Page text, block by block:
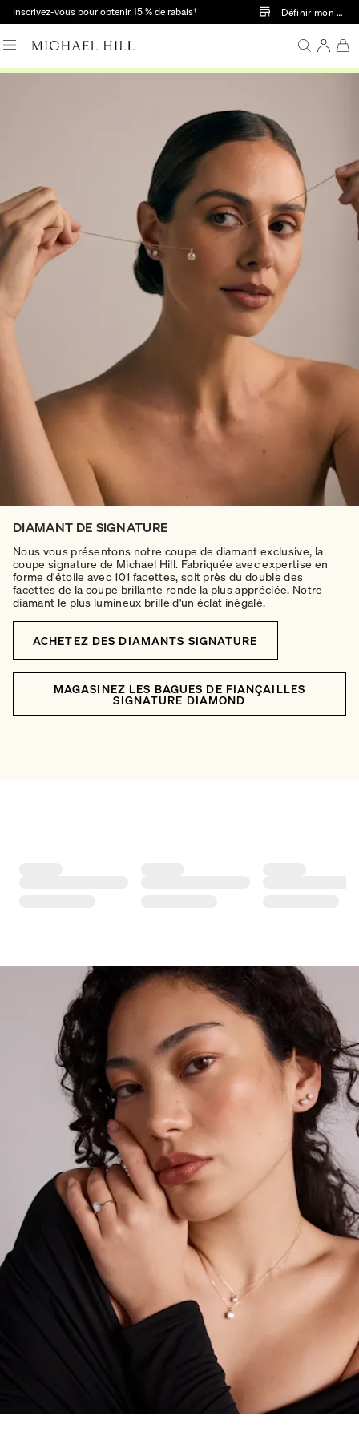
Passer au contenu principal
Inscrivez-vous pour obtenir 15 % de rabais† Définir mon
DIAMANT DE SIGNATURE
Nous vous présentons notre coupe de diamant exclusive, la
coupe signature de Michael Hill. Fabriquée avec expertise en
forme d'étoile avec 101 facettes, soit près du double des
facettes de la coupe brillante ronde la plus appréciée. Notre
diamant le plus lumineux brille d'un éclat inégalé.
ACHETEZ DES DIAMANTS SIGNATURE
MAGASINEZ LES BAGUES DE FIANÇAILLES
SIGNATURE DIAMOND